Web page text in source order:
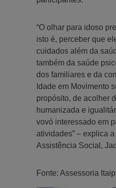
“O olhar para idoso
isto é, perceber que
cuidados além da
também da saúde
dos familiares e da
Idade em Movimento
propósito, de acolher
humanizada e
vovó interessado em
atividades” – explica
Assistência Social,
Fonte: Assessoria